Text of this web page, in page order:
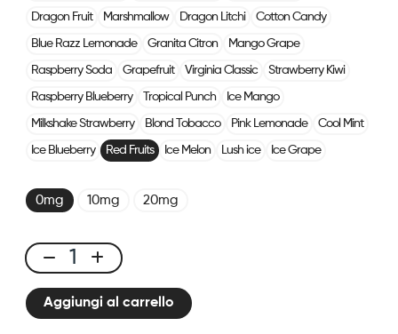
Dragon Fruit Marshmallow Dragon Litchi Cotton Candy
Blue Razz Lemonade Granita Citron Mango Grape
Raspberry Soda Grapefruit Virginia Classic Strawberry Kiwi
Raspberry Blueberry Tropical Punch Ice Mango
Milkshake Strawberry Blond Tobacco Pink Lemonade Cool Mint
Ice Blueberry Red Fruits Ice Melon Lush ice Ice Grape
0mg 10mg 20mg
Click
&
PuffAggiungi al carrello